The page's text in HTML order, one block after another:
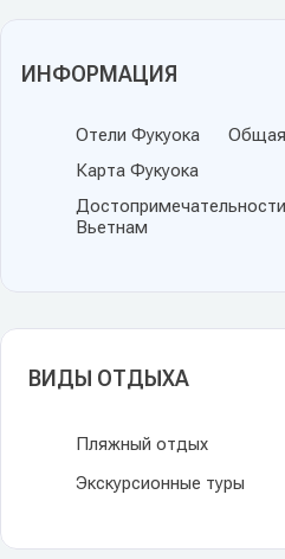
ИНФОРМАЦИЯ
Отели Фукуока
Карта Фукуока
Вьетнам
ВИДЫ ОТДЫХА
Пляжный отдых
Экскурсионные туры